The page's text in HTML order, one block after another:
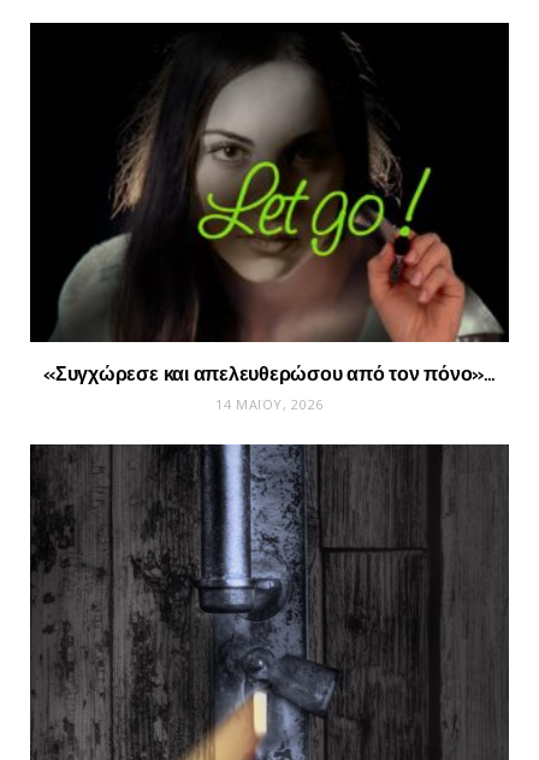
«Συγχώρεσε και απελευθερώσου από τον πόνο»…
14 ΜΑΪ́ΟΥ, 2026